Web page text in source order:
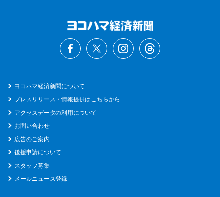
ヨコハマ経済新聞について
プレスリリース・情報提供はこちらから
アクセスデータの利用について
お問い合わせ
広告のご案内
後援申請について
スタッフ募集
メールニュース登録